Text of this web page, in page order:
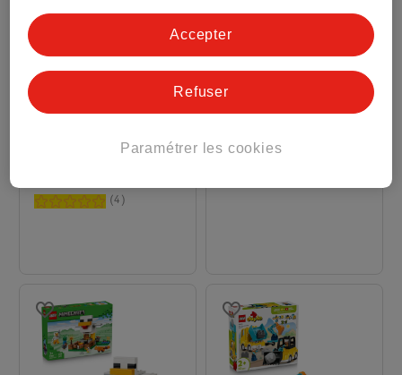
LEGO City Le Fourgon
17.
99
4
LEGO Minecraft Les
8.
99
Paramétrer les cookies
Refuser
Accepter